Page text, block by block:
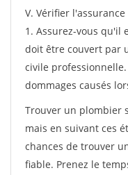
V. Vérifier l'assurance
1. Assurez-vous qu'il
doit être couvert par
civile
dommages causés
Trouver un plombier
mais en suivant ces
chances de trouver
fiable. Prenez le